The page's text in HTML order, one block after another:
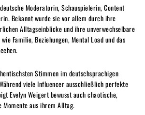
Moderatorin, Schauspielerin, Content
Bekannt wurde sie vor allem durch ihre
Alltagseinblicke und ihre unverwechselbare
Familie, Beziehungen, Mental Load und das
Stimmen im deutschsprachigen
viele Influencer ausschließlich perfekte
Evelyn Weigert bewusst auch chaotische,
Momente aus ihrem Alltag.